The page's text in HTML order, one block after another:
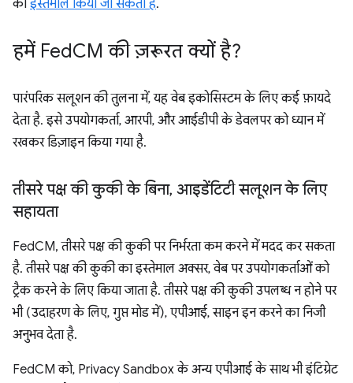
काइस्तेमाल किया जा सकता है.
हमें FedCM की ज़रूरत क्यों है?
पारंपरिक सलूशन की तुलना में, यह वेब इकोसिस्टम के लिए कई फ़ायदे
देता है. इसे उपयोगकर्ता, आरपी, और आईडीपी के डेवलपर को ध्यान में
रखकर डिज़ाइन किया गया है.
तीसरे पक्ष की कुकी के बिना, आइडेंटिटी सलूशन के लिए
सहायता
FedCM, तीसरे पक्ष की कुकी पर निर्भरता कम करने में मदद कर सकता
है. तीसरे पक्ष की कुकी का इस्तेमाल अक्सर, वेब पर उपयोगकर्ताओं को
ट्रैक करने के लिए किया जाता है. तीसरे पक्ष की कुकी उपलब्ध न होने पर
भी (उदाहरण के लिए, गुप्त मोड में), एपीआई, साइन इन करने का निजी
अनुभव देता है.
FedCM को, Privacy Sandbox के अन्य एपीआई के साथ भी इंटिग्रेट